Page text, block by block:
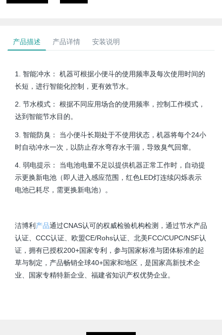
产品描述 产品详情 安装说明
1. 智能冲水： 机器可根据小便斗的使用频率及每次使用时间的
长短，进行智能化控制，更有效节水。
2. 节水模式： 根据不同应用场合的使用频率，控制工作模式，
达到智能节水目的。
3. 智能防臭： 当小便斗长期处于不使用状态，机器将每个24小
时自动冲水一次，以防止存水弯存水干涸，导致臭气回窜。
4. 弱电提示： 当电池电量不足以提供机器正常工作时，自动提
示更换新电池（即人进入感应范围，红色LED灯连续闪烁表示
电池已耗尽，需更换新电池）。
洁博利 产品通过CNAS认可的权威检验机构检测，通过节水产品
认证、CCC认证、欧盟CE/Rohs认证、北美FCC/CUPC/NSF认
证，拥有已授权200+国家专利，参与国家标准与团体标准的起
草与制定，产品畅销全球40+国家和地区，是国家高新技术企
业、国家专精特新企业、福建省知识产权优势企业。